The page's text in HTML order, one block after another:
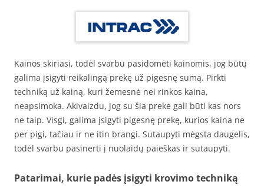
Kainos skiriasi, todėl svarbu pasidomėti kainomis, jog būtų
galima įsigyti reikalingą prekę už pigesnę sumą. Pirkti
techniką už kainą, kuri žemesnė nei rinkos kaina,
neapsimoka. Akivaizdu, jog su šia preke gali būti kas nors
ne taip. Visgi, galima įsigyti pigesnę prekę, kurios kaina ne
per pigi, tačiau ir ne itin brangi. Sutaupyti mėgsta daugelis,
todėl svarbu pasinerti į nuolaidų paieškas ir sutaupyti.
Patarimai, kurie padės įsigyti krovimo techniką